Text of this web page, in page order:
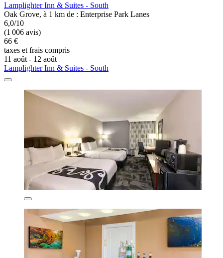
Lamplighter Inn & Suites - South
Oak Grove, à 1 km de : Enterprise Park Lanes
6,0/10
(1 006 avis)
66 €
taxes et frais compris
11 août - 12 août
Lamplighter Inn & Suites - South